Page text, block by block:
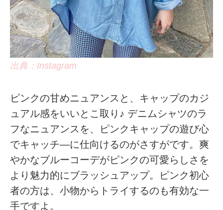
出典：Instagram
ピンクの甘めニュアンスと、キャップのカジ
ュアル感をいいとこ取り♪ デニムシャツのラ
フなニュアンスを、ピンクキャップの遊び心
でキャッチ―に仕向けるのがさすがです。爽
やかなブルーコーデがピンクの可愛らしさを
より魅力的にブラッシュアップ。ピンク初心
者の方は、小物からトライするのも有効な一
手ですよ。